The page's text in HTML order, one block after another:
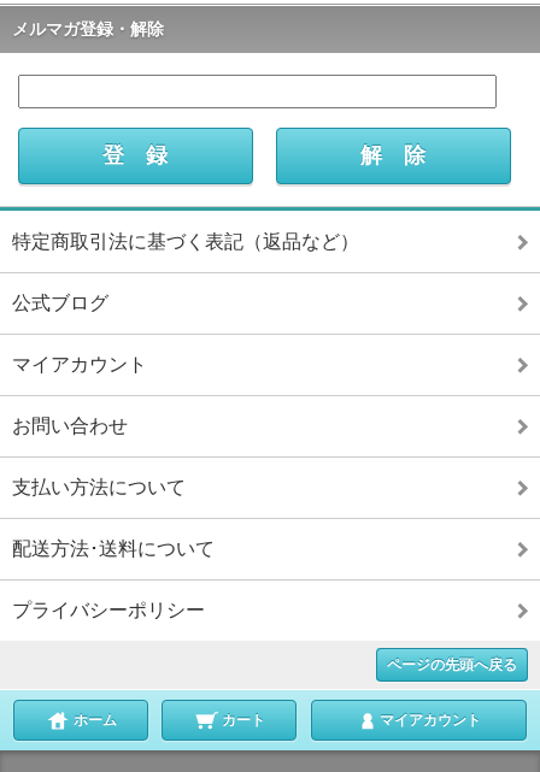
メルマガ登録・解除
特定商取引法に基づく表記（返品など）
公式ブログ
マイアカウント
お問い合わせ
支払い方法について
配送方法･送料について
プライバシーポリシー
ページの先頭へ戻る
ホーム カート マイアカウント